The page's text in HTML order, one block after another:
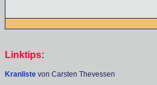
Linktips:
Kranliste von Carsten Thevessen